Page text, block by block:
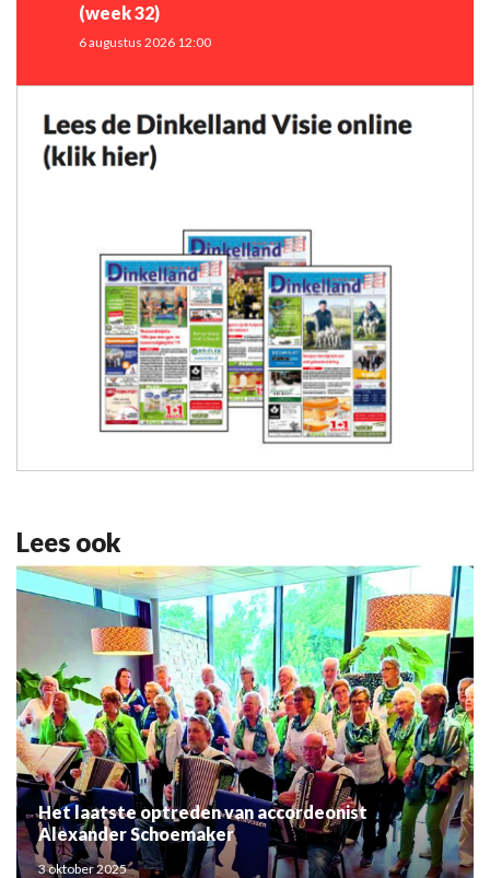
(week 32)
6 augustus 2026 12:00
Lees ook
Het laatste optreden van accordeonist
Alexander Schoemaker
3 oktober 2025